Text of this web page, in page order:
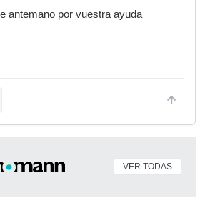
antemano por vuestra ayuda
VER TODAS